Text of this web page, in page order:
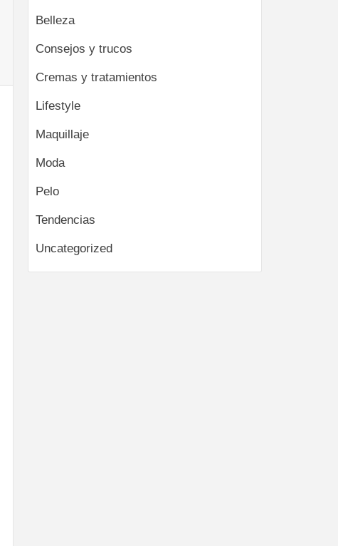
Belleza
Consejos y trucos
Cremas y tratamientos
Lifestyle
Maquillaje
Moda
Pelo
Tendencias
Uncategorized